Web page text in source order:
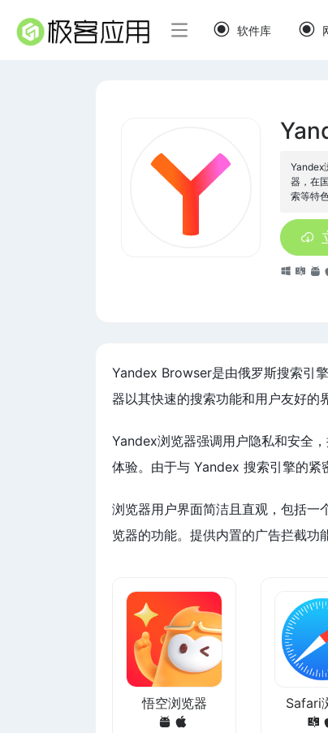
软件库
Yandex
器，在
索等特
Yandex Browser是由俄罗斯搜索引
器以其快速的搜索功能和用户友好的
Yandex浏览器强调用户隐私和安全
体验。由于与 Yandex 搜索引擎的紧
浏览器用户界面简洁且直观，包括一
览器的功能。提供内置的广告拦截功
悟空浏览器 Safari